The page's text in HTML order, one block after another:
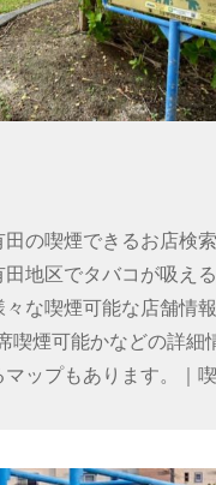
の喫煙できるお店検
地区でタバコが吸え
な喫煙可能な店舗情
喫煙可能かなどの詳細
ップもあります。｜